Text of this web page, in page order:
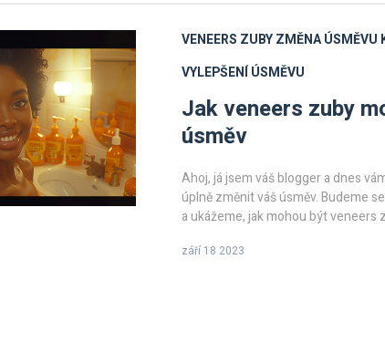
VENEERS ZUBYZMĚNA ÚSMĚVU
VYLEPŠENÍ ÚSMĚVU
Jak veneers zuby
úsměv
Ahoj, já jsem váš blogger a dnes
úplně změnit váš úsměv. Budeme
a ukážeme, jak mohou být veneers
drobné zásahy mohou mít velký
září 18 2023